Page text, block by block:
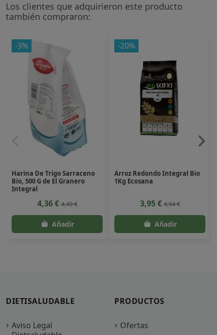
Los clientes que adquirieron este producto
también compraron:
-3%
Harina De Trigo Sarraceno
Bio, 500 G de El Granero
Integral
4,36 €4,49 €
-20%
Arroz Redondo Integral Bio
1Kg Ecosana
3,95 €4,94 €
DIETISALUDABLE
Aviso Legal
PRODUCTOS
Ofertas